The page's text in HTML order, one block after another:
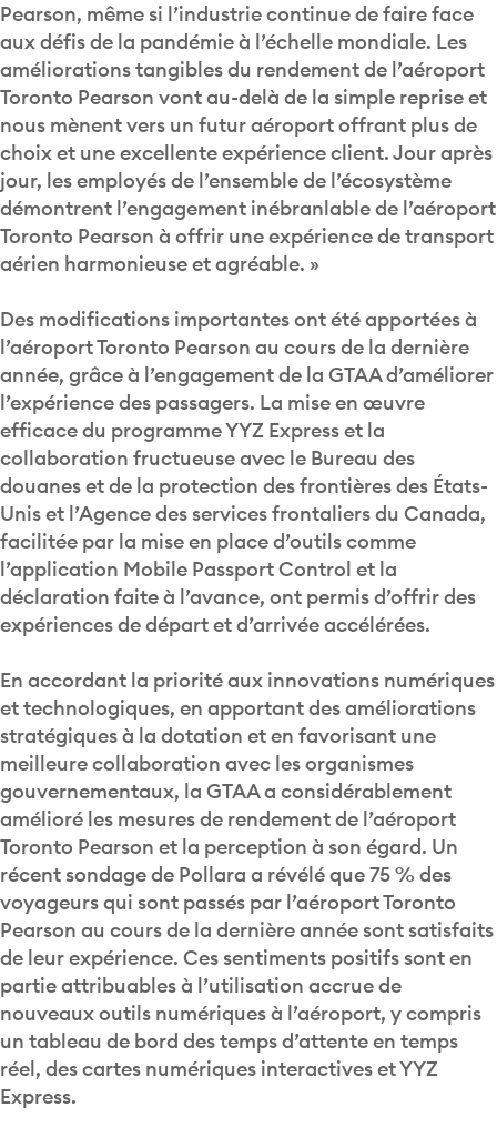
Pearson, même si l’industrie continue de faire face
aux défis de la pandémie à l’échelle mondiale. Les
améliorations tangibles du rendement de l’aéroport
Toronto Pearson vont au-delà de la simple reprise et
nous mènent vers un futur aéroport offrant plus de
choix et une excellente expérience client. Jour après
jour, les employés de l’ensemble de l’écosystème
démontrent l’engagement inébranlable de l’aéroport
Toronto Pearson à offrir une expérience de transport
aérien harmonieuse et agréable. »
Des modifications importantes ont été apportées à
l’aéroport Toronto Pearson au cours de la dernière
année, grâce à l’engagement de la GTAA d’améliorer
l’expérience des passagers. La mise en œuvre
efficace du programme YYZ Express et la
collaboration fructueuse avec le Bureau des
douanes et de la protection des frontières des États-
Unis et l’Agence des services frontaliers du Canada,
facilitée par la mise en place d’outils comme
l’application Mobile Passport Control et la
déclaration faite à l’avance, ont permis d’offrir des
expériences de départ et d’arrivée accélérées.
En accordant la priorité aux innovations numériques
et technologiques, en apportant des améliorations
stratégiques à la dotation et en favorisant une
meilleure collaboration avec les organismes
gouvernementaux, la GTAA a considérablement
amélioré les mesures de rendement de l’aéroport
Toronto Pearson et la perception à son égard. Un
récent sondage de Pollara a révélé que 75 % des
voyageurs qui sont passés par l’aéroport Toronto
Pearson au cours de la dernière année sont satisfaits
de leur expérience. Ces sentiments positifs sont en
partie attribuables à l’utilisation accrue de
nouveaux outils numériques à l’aéroport, y compris
un tableau de bord des temps d’attente en temps
réel, des cartes numériques interactives et YYZ
Express.